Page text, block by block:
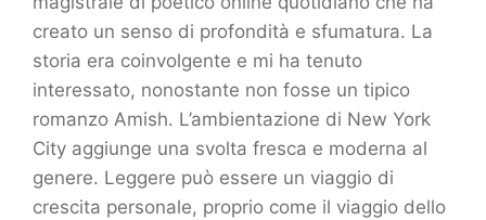
creato un senso di profondità e sfumatura. La
storia era coinvolgente e mi ha tenuto
interessato, nonostante non fosse un tipico
romanzo Amish. L’ambientazione di New York
City aggiunge una svolta fresca e moderna al
genere. Leggere può essere un viaggio di
crescita personale, proprio come il viaggio dello